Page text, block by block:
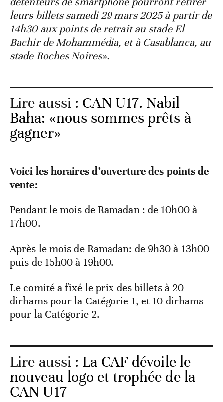
leurs billets samedi 29 mars 2025 à partir de
14h30 aux points de retrait au stade El
Bachir de Mohammédia, et à Casablanca, au
stade Roches Noires».
Lire aussi : CAN U17. Nabil
Baha: «nous sommes prêts à
gagner»
Voici les horaires d’ouverture des points de
vente:
Pendant le mois de Ramadan : de 10h00 à
17h00.
Après le mois de Ramadan: de 9h30 à 13h00
puis de 15h00 à 19h00.
Le comité a fixé le prix des billets à 20
dirhams pour la Catégorie 1, et 10 dirhams
pour la Catégorie 2.
Lire aussi : La CAF dévoile le
nouveau logo et trophée de la
CAN U17